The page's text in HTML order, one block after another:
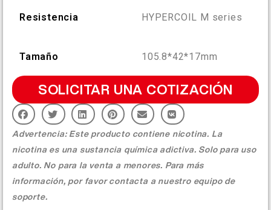
Resistencia HYPERCOIL M series
Tamaño 105.8*42*17mm
SOLICITAR UNA COTIZACIÓN
Advertencia: Este producto contiene nicotina. La
nicotina es una sustancia química adictiva. Solo para uso
adulto. No para la venta a menores. Para más
información, por favor contacta a nuestro equipo de
soporte.